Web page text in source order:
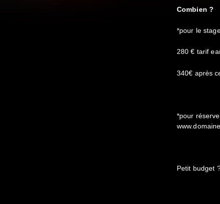
Combien ?
*pour le
280 € tarif
340€ après
*pour
Petit budget